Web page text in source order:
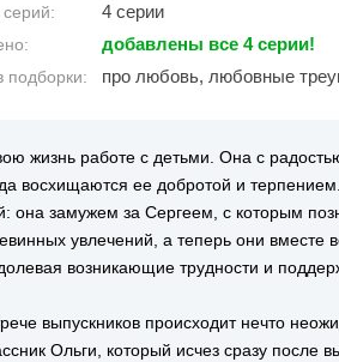
4 серии
добавлены все 4 серии!
подборки: про любовь, любовные
жизнь работе с детьми. Она с
восхищаются ее добротой и
она замужем за Сергеем, с которым
увлечений, а теперь они вместе
возникающие трудности и
выпускников происходит нечто
Ольги, который исчез сразу после